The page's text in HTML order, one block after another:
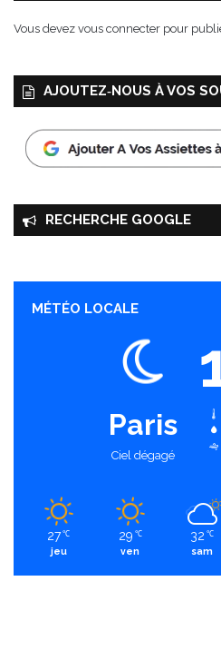
Vous devez vous connecter pour
AJOUTEZ‑NOUS À VOS
RECHERCHE GOOGLE
MÉTÉO LOCALE
Paris
Ciel dégagé
27 ℃
jeu
29 ℃
ven
32 ℃
sam